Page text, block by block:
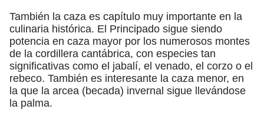
También la caza es capítulo muy importante en la
culinaria histórica. El Principado sigue siendo
potencia en caza mayor por los numerosos montes
de la cordillera cantábrica, con especies tan
significativas como el jabalí, el venado, el corzo o el
rebeco. También es interesante la caza menor, en
la que la arcea (becada) invernal sigue llevándose
la palma.